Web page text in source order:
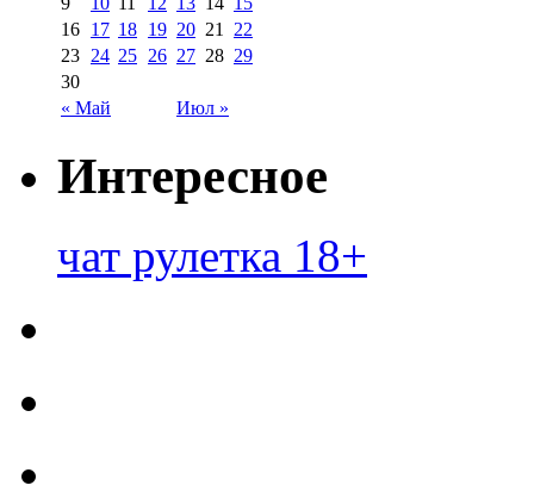
« Май Июл »
16 17 18 19 20 21
22
23 24 25 26 27 28 29
30
Интересное
чат рулетка 18+